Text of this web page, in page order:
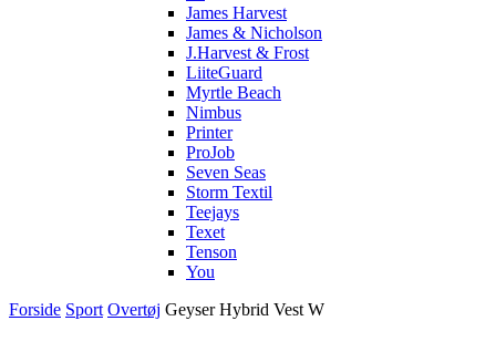
James Harvest
James & Nicholson
J.Harvest & Frost
LiiteGuard
Myrtle Beach
Nimbus
Printer
ProJob
Seven Seas
Storm Textil
Teejays
Texet
Tenson
You
Forside Sport Overtøj Geyser Hybrid Vest W